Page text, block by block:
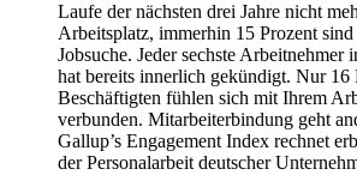
Laufe der nächsten drei Jahre nicht
Arbeitsplatz, immerhin 15 Prozent
Jobsuche. Jeder sechste Arbeitnehmer
hat bereits innerlich gekündigt. Nur 16
Beschäftigten fühlen sich mit Ihrem
verbunden. Mitarbeiterbindung geht
Gallup’s Engagement Index rechnet
der Personalarbeit deutscher